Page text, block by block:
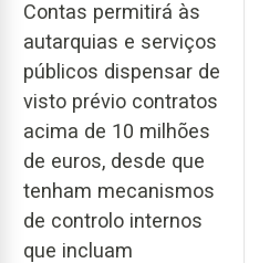
Contas permitirá às
autarquias e serviços
públicos dispensar de
visto prévio contratos
acima de 10 milhões
de euros, desde que
tenham mecanismos
de controlo internos
que incluam